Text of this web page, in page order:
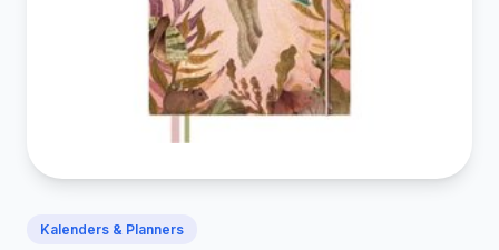
Kalenders & Planners